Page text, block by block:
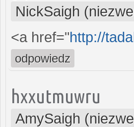
NickSaigh
<a href="http://
odpowiedz
hxxutmuwru
AmySaigh